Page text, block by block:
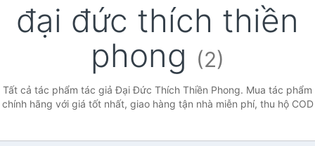
đại đức thích thiền
phong (2)
Tất cả tác phẩm tác giả Đại Đức Thích Thiền Phong. Mua tác phẩm
chính hãng với giá tốt nhất, giao hàng tận nhà miễn phí, thu hộ COD